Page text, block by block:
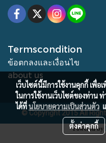
Termscondition
ข้อตกลงและเงื่อนไข
about us
© Copyright 2015 All
Powered by
เว็บไซต์นี้มีการใช้งานคุกกี้ เพื่
ในการใช้งานเว็บไซต์ของท่าน
ได้ที่นโยบายความเป็นส่วนตัว
ตั้งค่าคุกกี้